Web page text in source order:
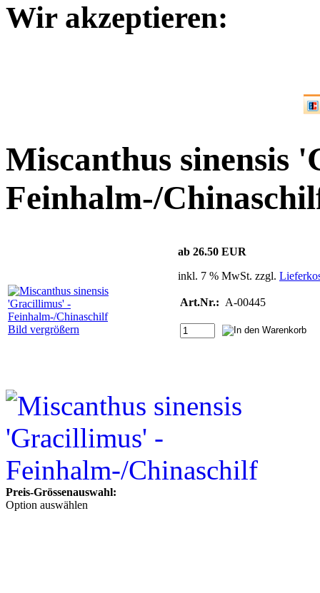
Wir akzeptieren:
Miscanthus sinensis
Feinhalm-/
Bild vergrößern
ab 26.50 EUR
inkl. 7 % MwSt. zzgl.
Art.Nr.: A-00445
Preis-Grössenauswahl:
Option auswählen